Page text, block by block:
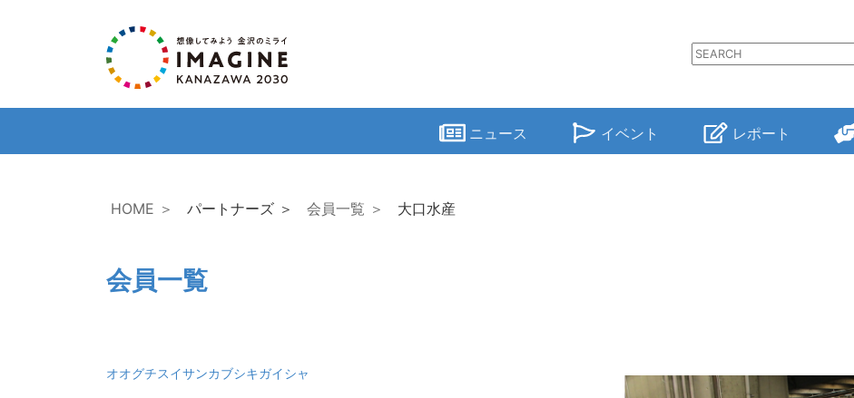
ニュース イベント レポート
HOME ＞ パートナーズ ＞ 会員一覧 ＞ 大口水産
会員一覧
オオグチスイサンカブシキガイシャ